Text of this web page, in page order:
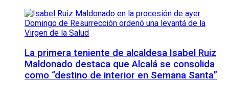
La primera teniente de alcaldesa Isabel Ruiz
Maldonado destaca que Alcalá se consolida
como “destino de interior en Semana Santa”